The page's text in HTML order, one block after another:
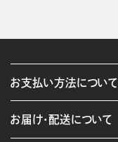
お支払い方法について
お届け・配送について